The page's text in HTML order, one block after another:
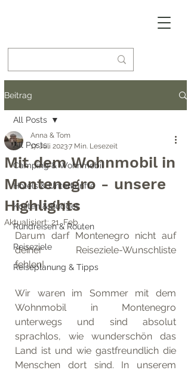
Beitrag
All Posts
Camping & Wohnmobil
Hotels & Unterkünfte
Kosten & Budget
Rundreisen & Routen
Reiseziele
Reiseplanung & Tipps
All Posts
Mit dem Wohnmobil in
Montenegro - unsere
Highlights
Anna & Tom
17. Juli 20237 Min. Lesezeit
Aktualisiert: 21. Feb.
Darum darf Montenegro nicht auf
deiner Reiseziele-Wunschliste
fehlen!
Wir waren im Sommer mit dem
Wohnmobil in Montenegro
unterwegs und sind absolut
sprachlos, wie wunderschön das
Land ist und wie gastfreundlich die
Menschen dort sind. In unserem